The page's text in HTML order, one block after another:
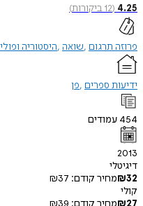
12ביקורות)
תרגום שואה היסטוריה ופוליטיקה
ספרים פן
קודם:
₪37